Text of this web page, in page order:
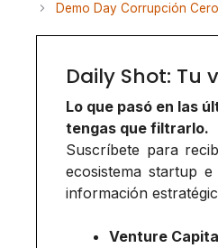
Demo Day Corrupción
Daily Shot: Tu
Lo que pasó en las
tengas que filtrarlo.
Suscríbete para
ecosistema startup
información
Venture